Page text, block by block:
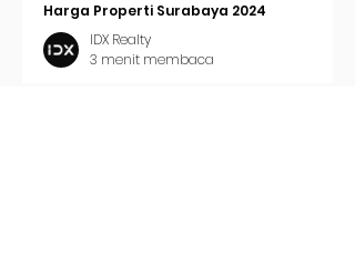
Harga Properti Surabaya 2024
IDX Realty
3 menit membaca